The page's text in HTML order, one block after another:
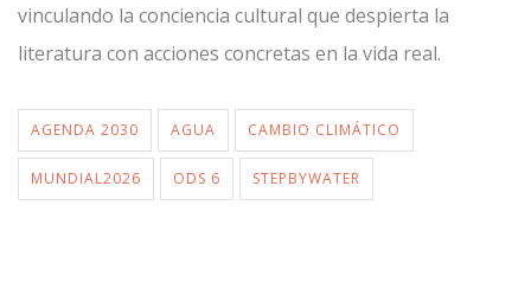
vinculando la conciencia cultural que despierta la
literatura con acciones concretas en la vida real.
AGENDA 2030 AGUA CAMBIO CLIMÁTICO
MUNDIAL2026 ODS 6 STEPBYWATER